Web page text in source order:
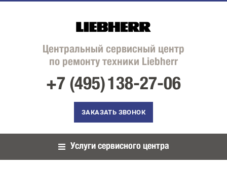
Центральный сервисный центр
по ремонту техники Liebherr
+7 (495)138-27-06
ЗАКАЗАТЬ ЗВОНОК
Услуги сервисного центра